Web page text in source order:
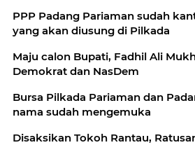
PPP Padang Pariaman sudah
yang akan diusung di Pilkada
Maju calon Bupati, Fadhil Ali
Demokrat dan NasDem
Bursa Pilkada Pariaman dan
nama sudah mengemuka
Disaksikan Tokoh Rantau,